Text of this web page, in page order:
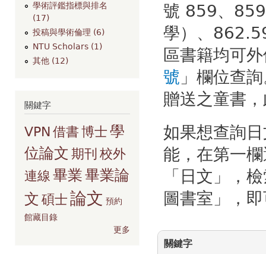
學術評鑑指標與排名
(17)
投稿與學術倫理 (6)
NTU Scholars (1)
其他 (12)
關鍵字
VPN借書博士學
位論文 期刊 校外
連線 畢業畢業論
文 碩士論文 預約
館藏目錄
更多
號 859、
學）、
區書籍均可
號 」欄位查
贈送之童書
如果想查詢
能，在第一
「日文」，
圖書室」，
關鍵字